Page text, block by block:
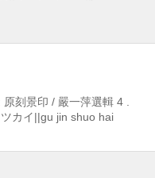
刻景印 / 嚴一萍選輯 4 .
カイ||gu jin shuo hai